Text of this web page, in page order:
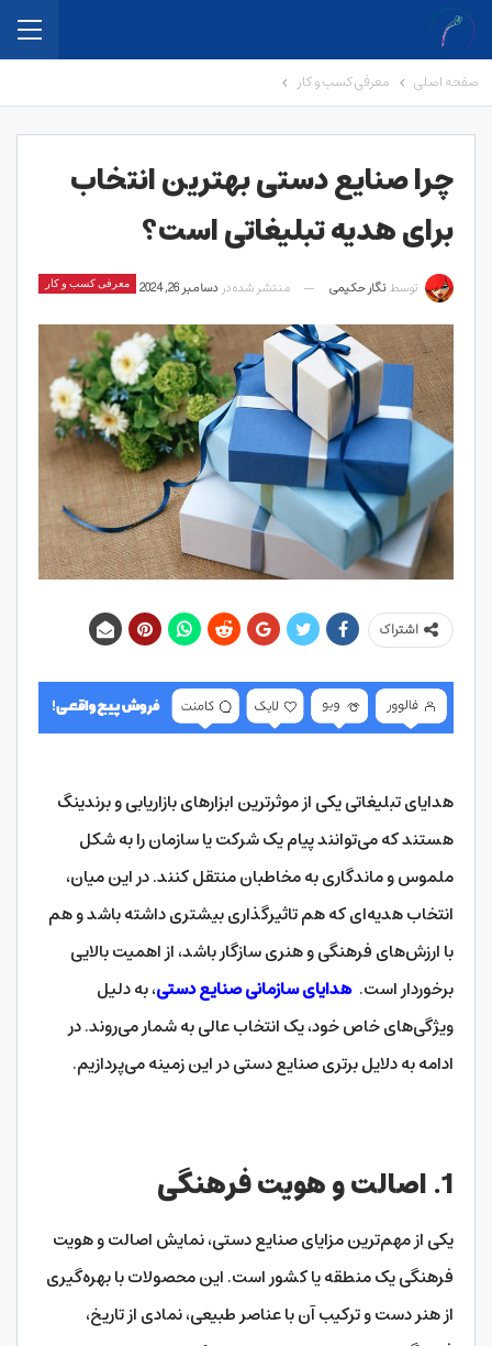
صفحه اصلی معرفی کسب و کار
چرا صنایع دستی بهترین انتخاب
برای هدیه تبلیغاتی است؟
معرفی کسب و کار توسط نگار حکیمی منتشر شده در دسامبر 26, 2024
اشتراک
هدایای تبلیغاتی یکی از موثرترین ابزارهای بازاریابی و برندینگ
هستند که می‌توانند پیام یک شرکت یا سازمان را به شکل
ملموس و ماندگاری به مخاطبان منتقل کنند. در این میان،
انتخاب هدیه‌ای که هم تاثیرگذاری بیشتری داشته باشد و هم
با ارزش‌های فرهنگی و هنری سازگار باشد، از اهمیت بالایی
برخوردار است.هدایای سازمانی صنایع دستی، به دلیل
ویژگی‌های خاص خود، یک انتخاب عالی به شمار می‌روند. در
ادامه به دلایل برتری صنایع دستی در این زمینه می‌پردازیم.
1. اصالت و هویت فرهنگی
یکی از مهم‌ترین مزایای صنایع دستی، نمایش اصالت و هویت
فرهنگی یک منطقه یا کشور است. این محصولات با بهره‌گیری
از هنر دست و ترکیب آن با عناصر طبیعی، نمادی از تاریخ،